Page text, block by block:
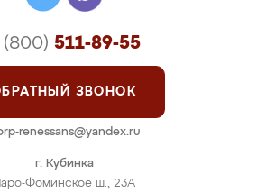
г. Кубинка
Фоминское ш., 23А
(800) 511-89-55
ЗВОНОК
renessans@yandex.ru